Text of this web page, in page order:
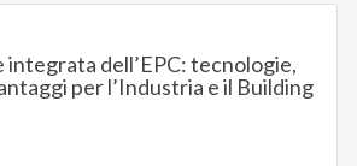
integrata dell’EPC: tecnologie,
per l’Industria e il Building